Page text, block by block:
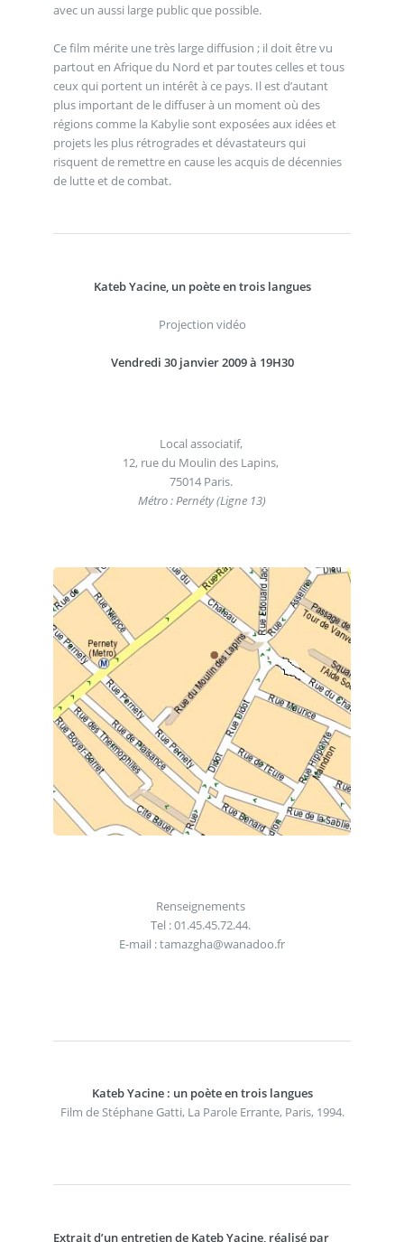
avec un aussi large public que possible.
Ce film mérite une très large diffusion ; il doit être vu
partout en Afrique du Nord et par toutes celles et tous
ceux qui portent un intérêt à ce pays. Il est d’autant
plus important de le diffuser à un moment où des
régions comme la Kabylie sont exposées aux idées et
projets les plus rétrogrades et dévastateurs qui
risquent de remettre en cause les acquis de décennies
de lutte et de combat.
Kateb Yacine, un poète en trois langues
Projection vidéo
Vendredi 30 janvier 2009 à 19H30
Local associatif,
12, rue du Moulin des Lapins,
75014 Paris.
Métro : Pernéty (Ligne 13)
Renseignements
Tel : 01.45.45.72.44.
E-mail : tamazgha@wanadoo.fr
Kateb Yacine : un poète en trois langues
Film de Stéphane Gatti, La Parole Errante, Paris, 1994.
Extrait d’un entretien de Kateb Yacine, réalisé par